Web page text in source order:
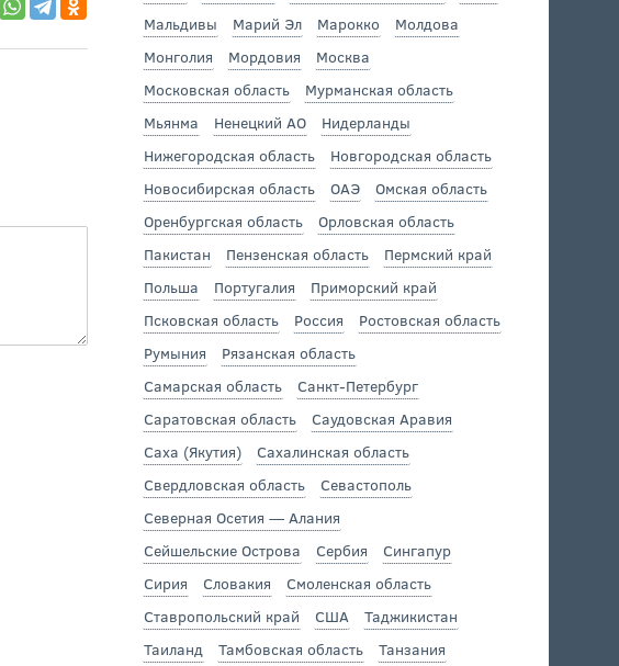
Мальдивы
Марий Эл Марокко
Молдова
Монголия
Мордовия
Москва
Московская область
Мурманская область
Мьянма
Ненецкий АО
Нидерланды
Нижегородская область
Новгородская область
Новосибирская область
ОАЭ
Омская область
Оренбургская область
Орловская область
Пакистан
Пензенская область
Пермский край
Польша
Португалия
Приморский край
Псковская область
Россия
Ростовская область
Румыния
Рязанская область
Самарская область
Санкт-Петербург
Саратовская область
Саудовская Аравия
Саха (Якутия)
Сахалинская область
Свердловская область
Севастополь
Северная Осетия — Алания
Сейшельские Острова
Сербия
Сингапур
Сирия
Словакия
Смоленская область
Ставропольский край
США
Таджикистан
Таиланд
Тамбовская область
Танзания